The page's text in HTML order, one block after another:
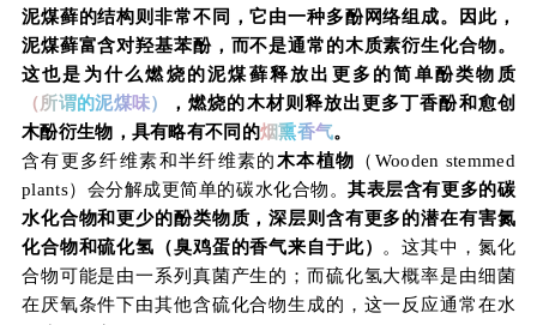
泥煤藓的结构则非常不同，它由一种多酚网络组成。因此，
泥煤藓富含对羟基苯酚，而不是通常的木质素衍生化合物。
这也是为什么燃烧的泥煤藓释放出更多的简单酚类物质
（所谓的泥煤味）
，燃烧的木材则释放出更多丁香酚和愈创
木酚衍生物，具有略有不同的烟熏香气。
含有更多纤维素和半纤维素的木本植物 （Wooden stemmed
plants）会分解成更简单的碳水化合物。其表层含有更多的碳
水化合物和更少的酚类物质，深层则含有更多的潜在有害氮
化合物和硫化氢（臭鸡蛋的香气来自于此） 。这其中，氮化
合物可能是由一系列真菌产生的；而硫化氢大概率是由细菌
在厌氧条件下由其他含硫化合物生成的，这一反应通常在水